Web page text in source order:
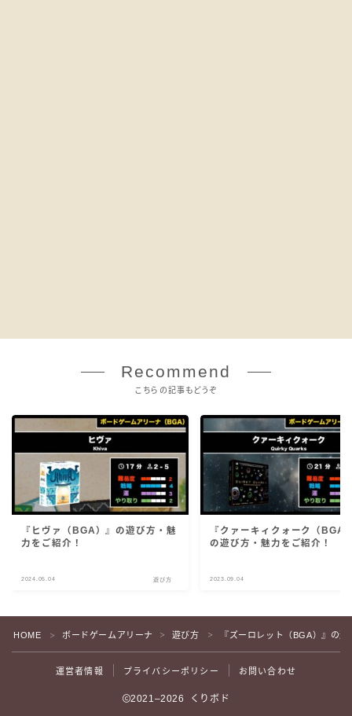
Recommend
こちらの記事もどうぞ
『ヒヴァ（BGA）』の遊び方・魅
力をご紹介！
2024.05.04 遊び方
『クァーキィクォーク（BGA
の遊び方・魅力をご紹介！
2023.09.04
HOME ＞ ボードゲームアリーナ ＞ 遊び方 ＞ 『ズーロレット（BGA）』の
運営者情報 プライバシーポリシー お問い合わせ
2021–2026 くりボド